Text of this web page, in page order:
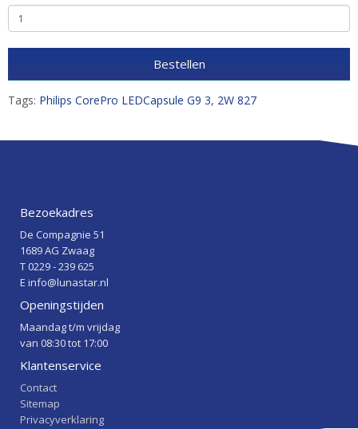
Bestellen
Tags: Philips CorePro LEDCapsule G9 3, 2W 827
Bezoekadres
De Compagnie 51
1689 AG Zwaag
T 0229 - 239 625
E info@lunastar.nl
Openingstijden
Maandag t/m vrijdag
van 08:30 tot 17:00
Klantenservice
Contact
Sitemap
Privacyverklaring